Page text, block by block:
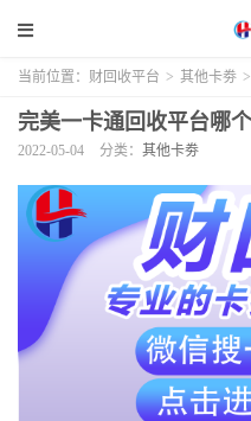
当前位置： 财回收平台 > 其他卡劵 >
完美一卡通回收平台哪
2022-05-04 分类： 其他卡劵